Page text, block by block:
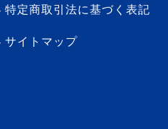
特定商取引法に基づく表記
サイトマップ